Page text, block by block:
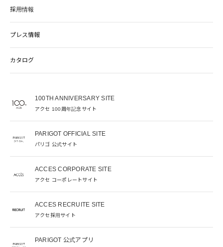
採用情報
プレス情報
カタログ
100TH ANNIVERSARY SITE
アクセ 100周年記念サイト
PARIGOT OFFICIAL SITE
パリゴ 公式サイト
ACCES CORPORATE SITE
アクセ コーポレートサイト
ACCES RECRUITE SITE
アクセ採用サイト
PARIGOT 公式アプリ